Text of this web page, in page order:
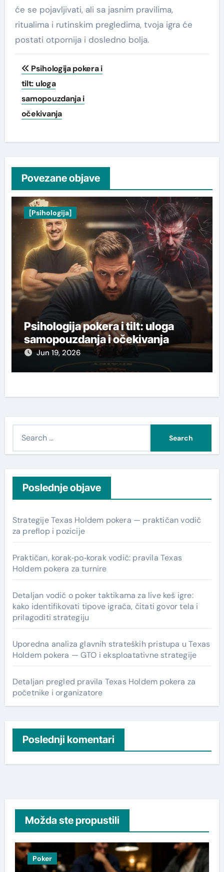
će se pojavljivati, ali sa jasnim pravilima,
ritualima i rutinskim pregledima, tvoja igra će
postati otpornija i dosledno bolja.
Post
navigation
Psihologija pokera i
tilt: uloga
samopouzdanja i
očekivanja
Povezane objave
[Psihologija]
Psihologija pokera i tilt: uloga
samopouzdanja i očekivanja
Jun 19, 2026
h
f
o
r
:
Poslednje objave
Strategije Texas Holdem pokera — praktičan vodič
za preflop i pozicije
Praktičan, korak‑po‑korak vodič: pravila Texas
Holdem pokera za turnire
Detaljan vodič o poker taktikama za live keš igre:
kako identifikovati tipove igrača, čitati govor tela i
prilagoditi strategiju
Uporedna analiza glavnih strateških pristupa u Texas
Holdem pokera — GTO i eksploatativne strategije
Detaljan pregled pravila Texas Holdem pokera za
početnike i organizatore
Poslednji komentari
Možda ste propustili
Poker